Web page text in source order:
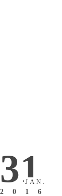
31
JAN.
2016